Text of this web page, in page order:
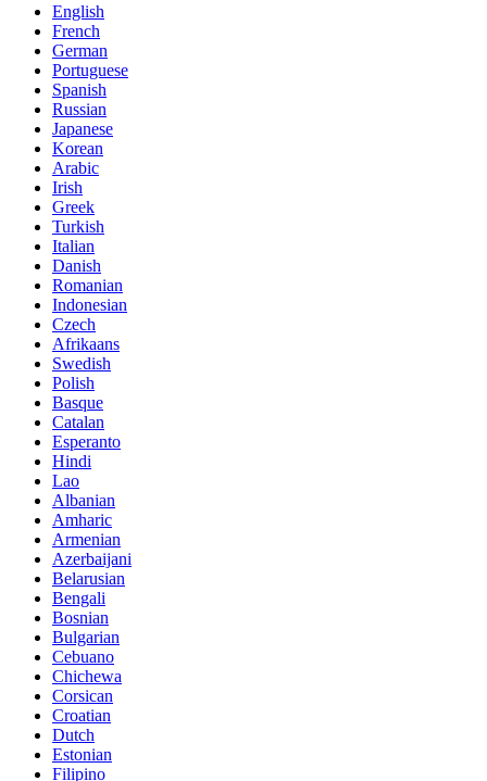
English
French
German
Portuguese
Spanish
Russian
Japanese
Korean
Arabic
Irish
Greek
Turkish
Italian
Danish
Romanian
Indonesian
Czech
Afrikaans
Swedish
Polish
Basque
Catalan
Esperanto
Hindi
Lao
Albanian
Amharic
Armenian
Azerbaijani
Belarusian
Bengali
Bosnian
Bulgarian
Cebuano
Chichewa
Corsican
Croatian
Dutch
Estonian
Filipino